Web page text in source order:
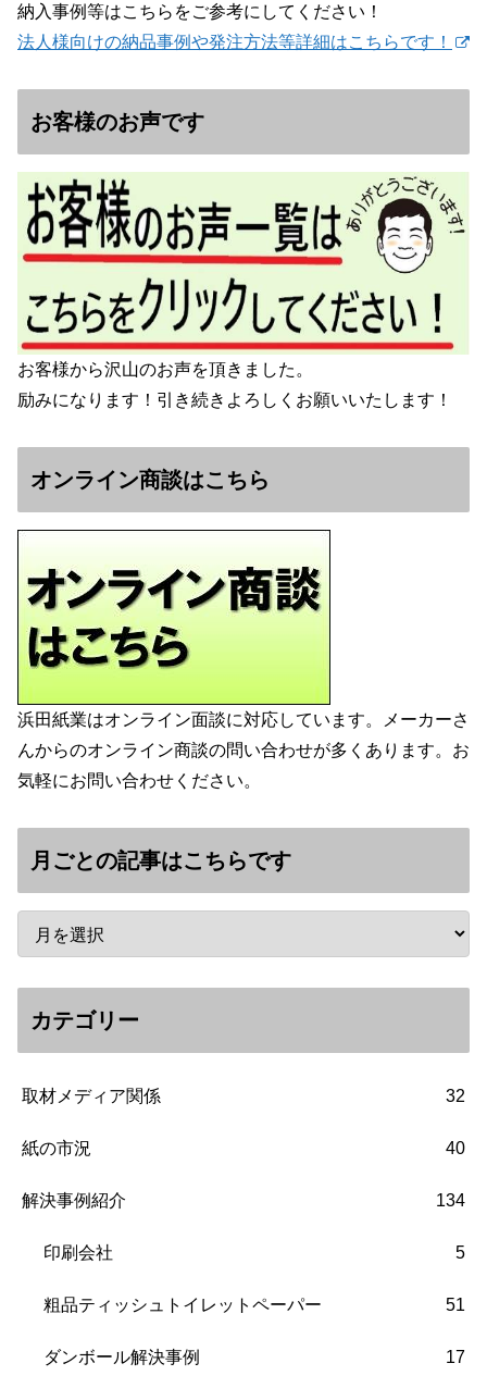
納入事例等はこちらをご参考にしてください！
法人様向けの納品事例や発注方法等詳細はこちらです！
お客様のお声です
お客様から沢山のお声を頂きました。
励みになります！引き続きよろしくお願いいたします！
オンライン商談はこちら
浜田紙業はオンライン面談に対応しています。メーカーさ
んからのオンライン商談の問い合わせが多くあります。お
気軽にお問い合わせください。
月ごとの記事はこちらです
カテゴリー
取材メディア関係 32
紙の市況 40
解決事例紹介 134
印刷会社 5
粗品ティッシュトイレットペーパー 51
ダンボール解決事例 17